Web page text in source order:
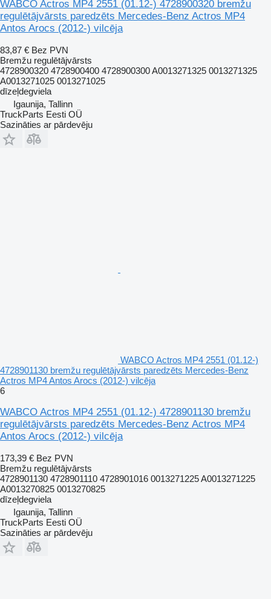
WABCO Actros MP4 2551 (01.12-) 4728900320 bremžu
regulētājvārsts paredzēts Mercedes-Benz Actros MP4
Antos Arocs (2012-) vilcēja
83,87 € Bez PVN
Bremžu regulētājvārsts
4728900320 4728900400 4728900300 A0013271325 0013271325
A0013271025 0013271025
dīzeļdegviela
Igaunija, Tallinn
TruckParts Eesti OÜ
Sazināties ar pārdevēju
WABCO Actros MP4 2551 (01.12-)
4728901130 bremžu regulētājvārsts paredzēts Mercedes-Benz
Actros MP4 Antos Arocs (2012-) vilcēja
6
WABCO Actros MP4 2551 (01.12-) 4728901130 bremžu
regulētājvārsts paredzēts Mercedes-Benz Actros MP4
Antos Arocs (2012-) vilcēja
173,39 € Bez PVN
Bremžu regulētājvārsts
4728901130 4728901110 4728901016 0013271225 A0013271225
A0013270825 0013270825
dīzeļdegviela
Igaunija, Tallinn
TruckParts Eesti OÜ
Sazināties ar pārdevēju